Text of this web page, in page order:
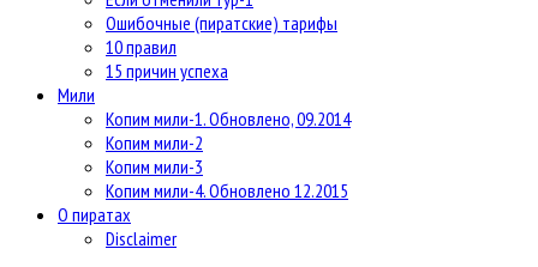
Ошибочные (пиратские) тарифы
10 правил
15 причин успеха
Мили
Копим мили-1. Обновлено, 09.2014
Копим мили-2
Копим мили-3
Копим мили-4. Обновлено 12.2015
О пиратах
Disclaimer